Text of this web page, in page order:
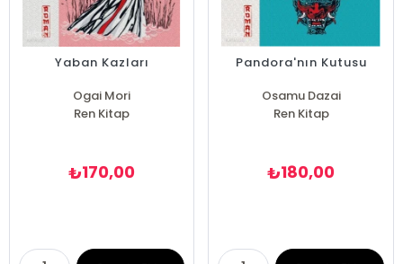
Yaban Kazları
Ogai Mori
Ren Kitap
₺170,00
Pandora'nın Kutusu
Osamu Dazai
Ren Kitap
₺180,00